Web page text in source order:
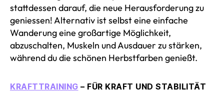
stattdessen darauf, die neue Herausforderung zu
geniessen! Alternativ ist selbst eine einfache
Wanderung eine großartige Möglichkeit,
abzuschalten, Muskeln und Ausdauer zu stärken,
während du die schönen Herbstfarben genießt.
KRAFTTRAINING – FÜR KRAFT UND STABILITÄT